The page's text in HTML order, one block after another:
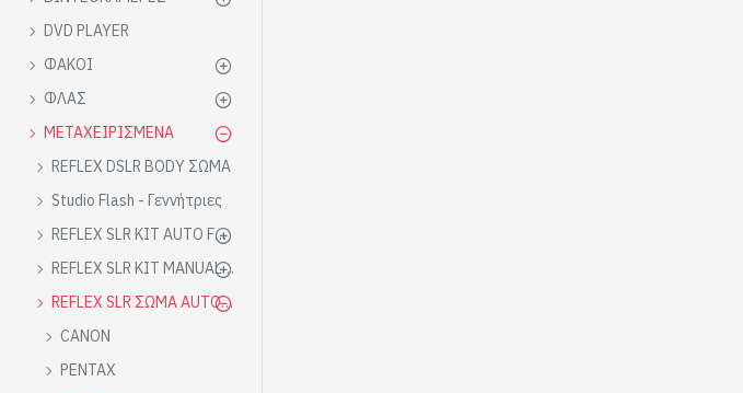
DVD PLAYER
ΦΑΚΟΙ
ΦΛΑΣ
ΜΕΤΑΧΕΙΡΙΣΜΕΝΑ
REFLEX DSLR BODY ΣΩΜΑ
Studio Flash - Γεννήτριες
REFLEX SLR KIT AUTO FOCUS AF
REFLEX SLR KIT MANUAL FOCUS MF
REFLEX SLR ΣΩΜΑ AUTO FOCUS AF
CANON
PENTAX